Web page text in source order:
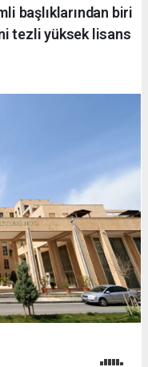
başlıklarından biri
tezli yüksek lisans